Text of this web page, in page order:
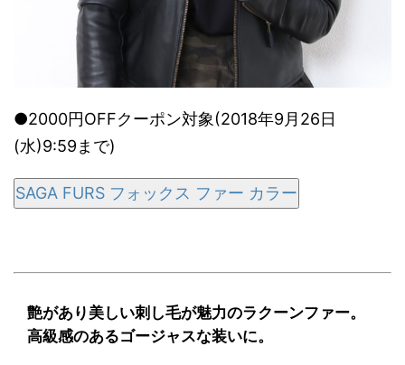
●2000円OFFクーポン対象(2018年9月26日
(水)9:59まで)
SAGA FURS フォックス ファー カラー
艶があり美しい刺し毛が魅力のラクーンファー。
高級感のあるゴージャスな装いに。